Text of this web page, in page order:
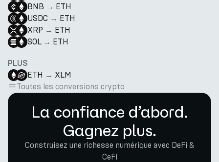
BNB → ETH
USDC → ETH
XRP → ETH
SOL → ETH
PLUS
ETH → XLM
Toutes les conversions crypto
La confiance d’abord.
Gagnez plus.
Construisez une richesse numérique avec DeFi &
CeFi